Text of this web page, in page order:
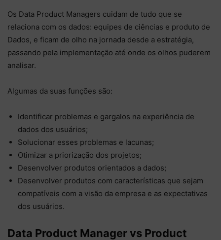
Os Data Product Managers cuidam de tudo que se
relaciona com os dados: equipes de ciências e produto de
Dados, e ficam de olho na jornada desde a estratégia,
passando pela implementação até onde os olhos puderem
analisar.
Algumas da suas funções são:
Identificar problemas e gargalos na experiência de
dados dos usuários;
Solucionar esses problemas e lacunas;
Otimizar a priorização dos projetos;
Desenvolver produtos orientados a dados;
Desenvolver produtos com características que sejam
compatíveis com a visão da empresa e as expectativas
dos usuários.
Data Product Manager vs Product